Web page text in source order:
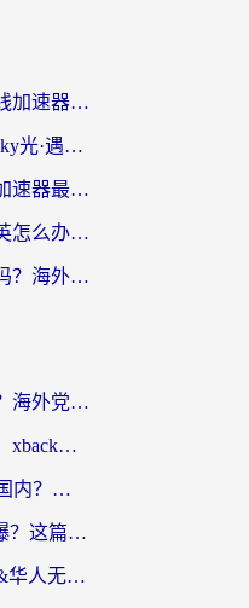
苹果手机航海王热血航线加速器从哪开启？海外玩家国服畅玩全攻略
在国外用什么加速器玩sky光·遇？海外玩家国服畅玩终极指南（附魔兽世界狂暴传奇解决方案）
国外玩国服剑灵用什么加速器最好？2026海外玩家亲测指南（附魔兽世界怀旧服精灵之境加速技巧）
在比利时打不开和平精英怎么办？留学生亲测有效的国服游戏加速方案
在欧洲可以打非人学园吗？海外党国服游戏不卡顿的终极指南
归雁加速器怎么升级快？海外党无缝访问国内资源的全攻略（附免费VPN推荐Dcard热门款）
海外党别被地域卡脖子！xback回国加速器选择全攻略，轻松刷剧玩国服
从印度用什么VPN访问国内？海外党亲测的无缝回国上网指南
海外想刷国内APP卡到爆？这篇海外访问国内服务器加速指南帮你解决所有问题
海外VPN推荐：留学生&华人无缝访问国内资源的避坑指南